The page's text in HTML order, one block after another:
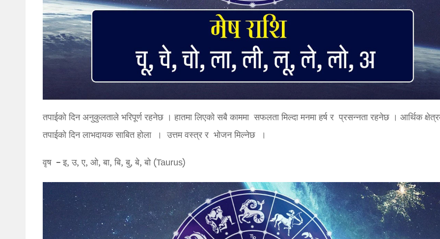
तपाईको दिन अनुकुलताले भरिपूर्ण रहनेछ । हातमा लिएको सबै काममा सफलता मिल्दा मनमा हर्ष र प्रसन्नता रहनेछ । आर्थिक
तपाईको दिन लाभदायक साबित होला । उत्तम वस्त्र र भोजन मिल्नेछ ।
वृष – इ, उ, ए, ओ, बा, बि, बु, बे, बो (Taurus)